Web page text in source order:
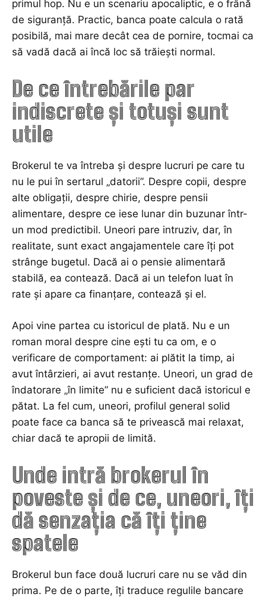
primul hop. Nu e un scenariu apocaliptic, e o frână
de siguranță. Practic, banca poate calcula o rată
posibilă, mai mare decât cea de pornire, tocmai ca
să vadă dacă ai încă loc să trăiești normal.
De ce întrebările par
indiscrete și totuși sunt
utile
Brokerul te va întreba și despre lucruri pe care tu
nu le pui în sertarul „datorii”. Despre copii, despre
alte obligații, despre chirie, despre pensii
alimentare, despre ce iese lunar din buzunar într-
un mod predictibil. Uneori pare intruziv, dar, în
realitate, sunt exact angajamentele care îți pot
strânge bugetul. Dacă ai o pensie alimentară
stabilă, ea contează. Dacă ai un telefon luat în
rate și apare ca finanțare, contează și el.
Apoi vine partea cu istoricul de plată. Nu e un
roman moral despre cine ești tu ca om, e o
verificare de comportament: ai plătit la timp, ai
avut întârzieri, ai avut restanțe. Uneori, un grad de
îndatorare „în limite” nu e suficient dacă istoricul e
pătat. La fel cum, uneori, profilul general solid
poate face ca banca să te privească mai relaxat,
chiar dacă te apropii de limită.
Unde intră brokerul în
poveste și de ce, uneori, îți
dă senzația că îți ține
spatele
Brokerul bun face două lucruri care nu se văd din
prima. Pe de o parte, îți traduce regulile bancare